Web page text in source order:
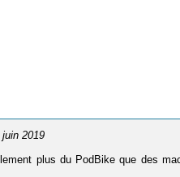
2019
plus du PodBike que des